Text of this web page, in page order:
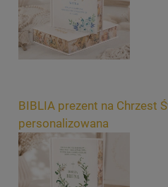
BIBLIA prezent na Chrzest
personalizowana